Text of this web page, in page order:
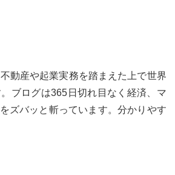
動産や起業実務を踏まえた上で世界
ブログは365日切れ目なく経済、マ
ズバッと斬っています。分かりやす